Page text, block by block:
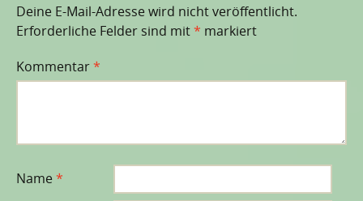
Deine E-Mail-Adresse wird nicht veröffentlicht.
Erforderliche Felder sind mit* markiert
Kommentar*
Name*